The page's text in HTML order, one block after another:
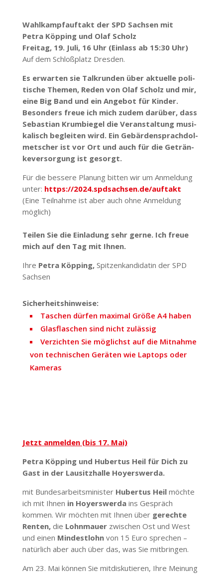
Wahl­kampf­auftakt der SPD Sachsen mit
Petra Köpping und Olaf Scholz
Freitag, 19. Juli, 16 Uhr (Einlass ab 15:30 Uhr)
Auf dem Schloß­platz Dresden.
Es erwarten sie Talk­runden über aktuelle poli­
tische Themen, Reden von Olaf Scholz und mir,
eine Big Band und ein Angebot für Kinder.
Besonders freue ich mich zudem darüber, dass
Sebastian Krum­biegel die Veran­staltung musi­
ka­lisch begleiten wird. Ein Gebär­den­sprach­dol­
met­scher ist vor Ort und auch für die Geträn­
ke­ver­sorgung ist gesorgt.
Für die bessere Planung bitten wir um Anmeldung
unter: https://2024.spdsachsen.de/auftakt
(Eine Teil­nahme ist aber auch ohne Anmeldung
möglich)
Teilen Sie die Einladung sehr gerne. Ich freue
mich auf den Tag mit Ihnen.
Ihre Petra Köpping,Spit­zen­kan­di­datin der SPD
Sachsen
Sicher­heits­hin­weise:
Taschen dürfen maximal Größe A4 haben
Glas­fla­schen sind nicht zulässig
Verzichten Sie möglichst auf die Mitnahme
von tech­ni­schen Geräten wie Laptops oder
Kameras
Jetzt anmelden (bis 17. Mai)
Petra Köpping und Hubertus Heil für Dich zu
Gast in der Lausitz­halle Hoyers­werda.
mit Bundes­ar­beits­mi­nister Hubertus Heil möchte
ich mit Ihnen in Hoyers­werdains Gespräch
kommen. Wir möchten mit Ihnen über gerechte
Renten,die Lohn­mauerzwischen Ost und West
und einen Mindestlohnvon 15 Euro sprechen –
natürlich aber auch über das, was Sie mitbringen.
Am 23. Mai können Sie mitdis­ku­tieren, Ihre Meinung